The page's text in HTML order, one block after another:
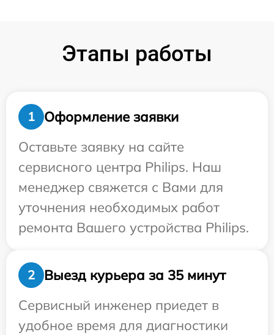
Этапы работы
1
Оформление заявки
Оставьте заявку на сайте
сервисного центра Philips. Наш
менеджер свяжется с Вами для
уточнения необходимых работ
ремонта Вашего устройства Philips.
2
Выезд курьера за 35 минут
Сервисный инженер приедет в
удобное время для диагностики